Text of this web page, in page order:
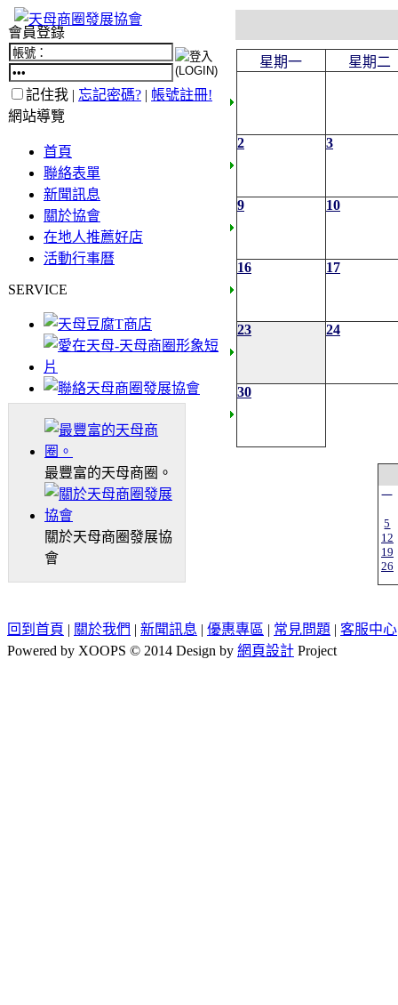
會員登錄
記住我 | 忘記密碼? | 帳號註冊!
網站導覽
首頁
聯絡表單
新聞訊息
關於協會
在地人推薦好店
活動行事曆
SERVICE
最豐富的天母商圈。
關於天母商圈發展協
會
星期一 星期二
2 3
9 10
16 17
23 24
30
一
5
12
19
26
回到首頁 | 關於我們 | 新聞訊息 | 優惠專區 | 常見問題 | 客服中心
Powered by XOOPS © 2014 Design by 網頁設計 Project